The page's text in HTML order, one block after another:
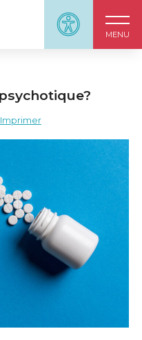
Panneau
MENU
by HôpitauxRobert
sur Facebook
sur Twitter
page sur LinkedIn
cette page sur email
Imprimer